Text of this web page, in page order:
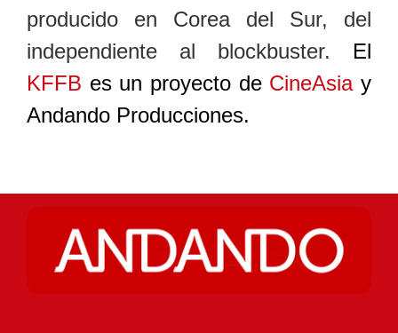
producido en Corea del Sur, del
independiente al blockbuster. El
KFFB es un proyecto de CineAsia y
Andando Producciones.